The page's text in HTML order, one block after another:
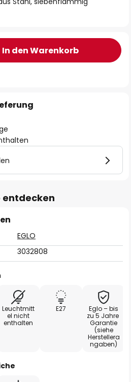
In den Warenkorb
entdecken
EGLO
3032808
Leuchtmitt
el nicht
enthalten
E27
Eglo – bis
zu 5 Jahre
Garantie
(siehe
Herstellera
ngaben)